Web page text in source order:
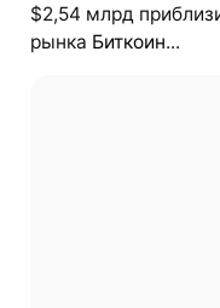
$2,54 млрд
рынка Биткоин...